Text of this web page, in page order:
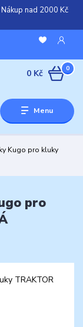
nad 2000 Kč
Menu
0
0 Kč
Kugo pro kluky
pro